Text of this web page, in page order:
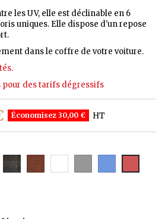
les UV, elle est déclinable en 6
uniques. Elle dispose d'un repose
dans le coffre de votre voiture.
pour des tarifs dégressifs
Économisez 30,00 € HT
Teinte
6
1